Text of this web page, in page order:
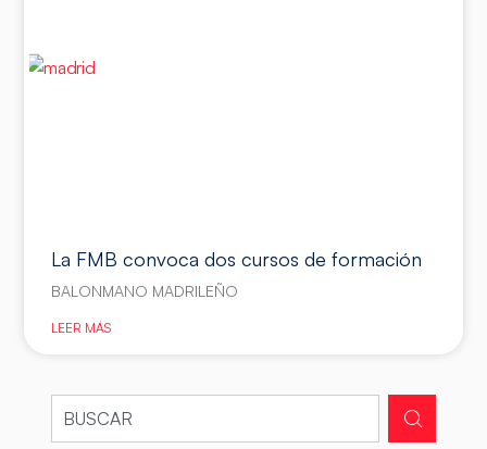
La FMB convoca dos cursos de formación
BALONMANO MADRILEÑO
LEER MÁS